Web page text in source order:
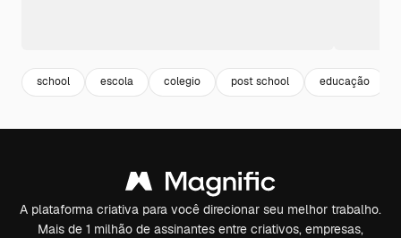
school escola colegio post school educação
A plataforma criativa para você direcionar seu melhor trabalho.
Mais de 1 milhão de assinantes entre criativos, empresas,